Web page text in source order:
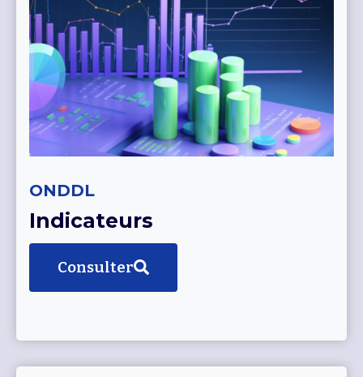
ONDDL
Indicateurs
Consulter